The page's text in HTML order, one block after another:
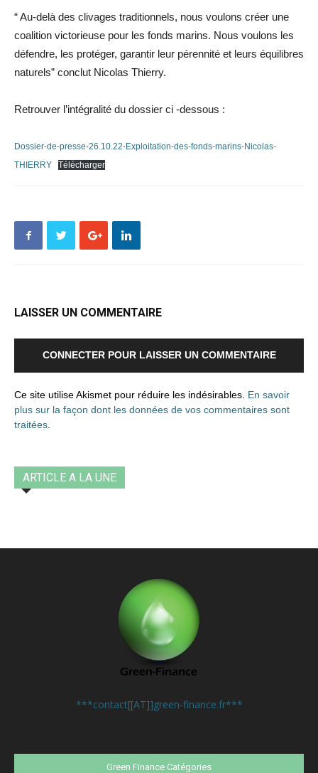
“ Au-delà des clivages traditionnels, nous voulons créer une
coalition victorieuse pour les fonds marins. Nous voulons les
défendre, les protéger, garantir leur pérennité et leurs équilibres
naturels” conclut Nicolas Thierry.
Retrouver l’intégralité du dossier ci -dessous :
Dossier-de-presse-26.10.22-Exploitation-des-fonds-marins-Nicolas-
THIERRY
Télécharger
LAISSER UN COMMENTAIRE
CONNECTER POUR LAISSER UN COMMENTAIRE
Ce site utilise Akismet pour réduire les indésirables. En savoir
plus sur la façon dont les données de vos commentaires sont
traitées
ARTICLE A LA UNE
***contact[[AT]]green-finance.fr***
Green Finance Catégories